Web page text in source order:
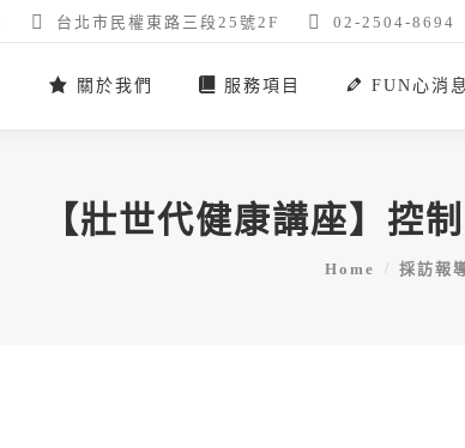
台北市民權東路三段25號2F 02-2504-8694
關於我們 服務項目 FUN心消息
【壯世代健康講座】控
You are here:
Home 採訪報